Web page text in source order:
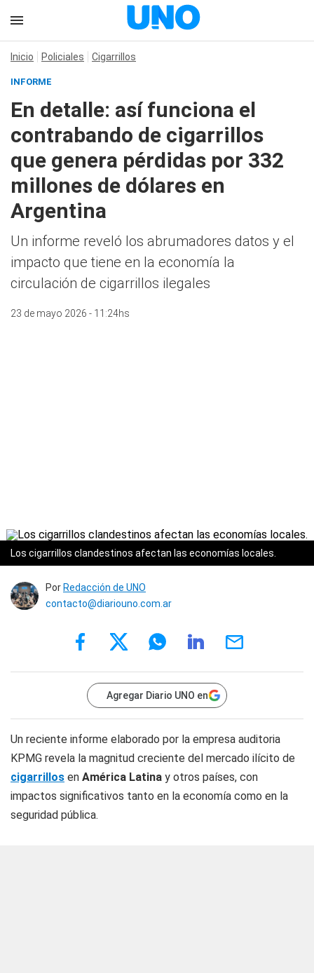
Inicio Policiales Cigarrillos
INFORME
En detalle: así funciona el
contrabando de cigarrillos
que genera pérdidas por 332
millones de dólares en
Argentina
Un informe reveló los abrumadores datos y el
impacto que tiene en la economía la
circulación de cigarrillos ilegales
23 de mayo 2026 - 11:24hs
Los cigarrillos clandestinos afectan las economías locales.
Por Redacción de UNO
contacto@diariouno.com.ar
Agregar Diario UNO en
Un reciente informe elaborado por la empresa auditoria
KPMG revela la magnitud creciente del mercado ilícito de
cigarrillos en América Latina y otros países, con
impactos significativos tanto en la economía como en la
seguridad pública.